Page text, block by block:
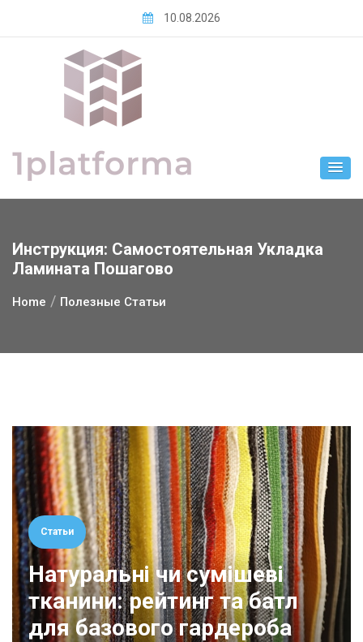
10.08.2026
Инструкция: Самостоятельная Укладка
Ламината Пошагово
Home Полезные Статьи
Статьи
Натуральні чи сумішеві
тканини: рейтинг та батл
для базового гардероба